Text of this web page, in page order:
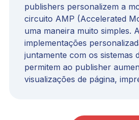
publishers personalizem a
circuito AMP (Accelerated
uma maneira muito simples.
implementações
juntamente com os sistemas
permitem ao publisher
visualizações de página,